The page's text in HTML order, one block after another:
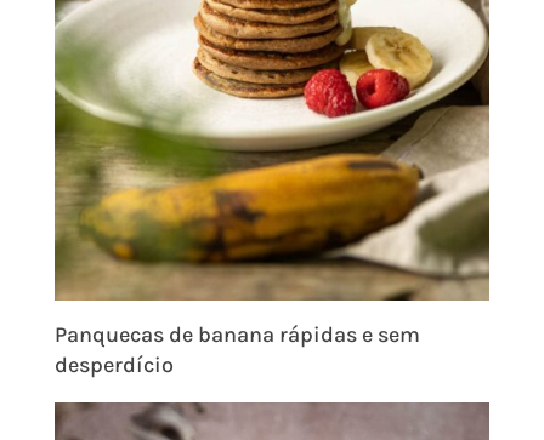
Panquecas de banana rápidas e sem
desperdício